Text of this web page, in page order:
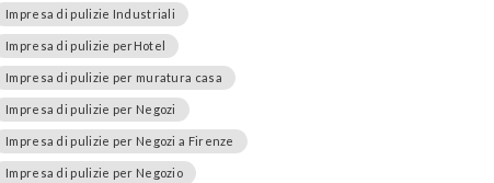
Impresa di pulizie Industriali
Impresa di pulizie perHotel
Impresa di pulizie per muratura casa
Impresa di pulizie per Negozi
Impresa di pulizie per Negozi a Firenze
Impresa di pulizie per Negozio